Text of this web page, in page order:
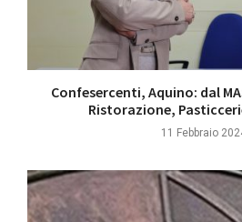
Confesercenti, Aquino: dal
Ristorazione,
11 Febbraio